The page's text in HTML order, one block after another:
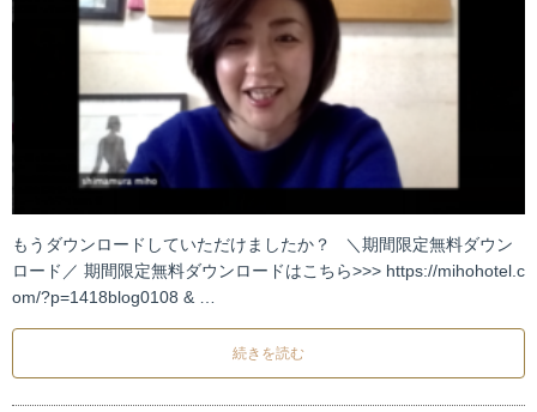
もうダウンロードしていただけましたか？ ＼期間限定無料ダウン
ロード／ 期間限定無料ダウンロードはこちら>>> https://mihohotel.c
om/?p=1418blog0108 & …
続きを読む